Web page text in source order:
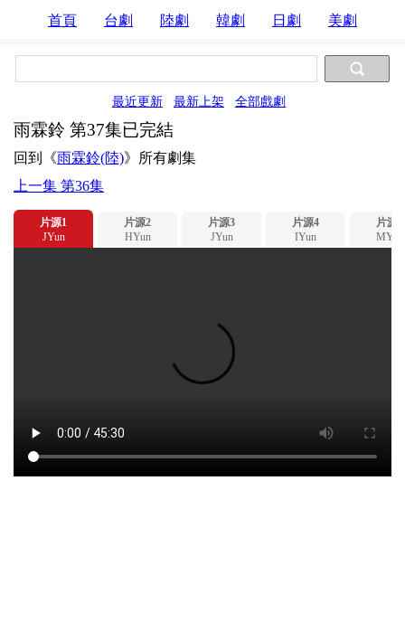
首頁 台劇 陸劇 韓劇 日劇 美劇
最近更新 最新上架 全部戲劇
雨霖鈴 第37集已完結
回到《雨霖鈴(陸)》所有劇集
上一集 第36集
片源1
JYun
片源2
HYun
片源3
JYun
片源4
IYun
片源5
MYun